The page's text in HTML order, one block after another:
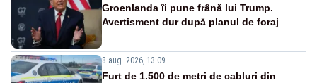
Groenlanda îi pune frână lui Trump.
Avertisment dur după planul de foraj
8 aug. 2026, 13:09
Furt de 1.500 de metri de cabluri din